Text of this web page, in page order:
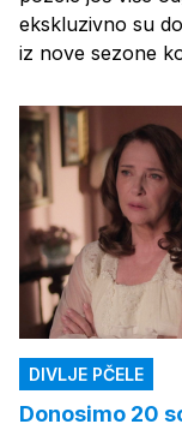
ekskluzivno su
iz nove sezone
DIVLJE PČELE
Donosimo 20